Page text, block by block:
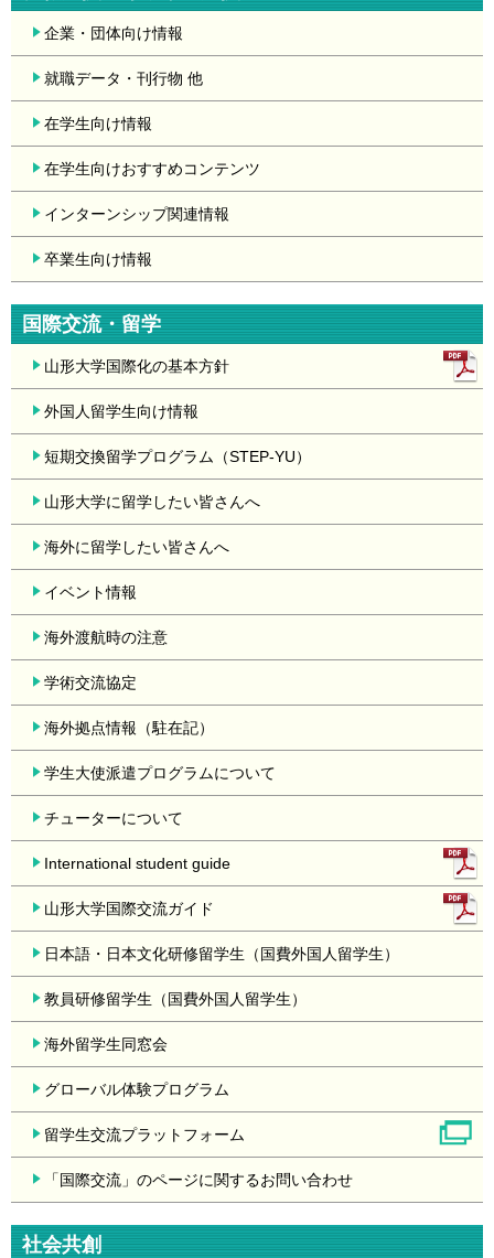
企業・団体向け情報
就職データ・刊行物 他
在学生向け情報
在学生向けおすすめコンテンツ
インターンシップ関連情報
卒業生向け情報
国際交流・留学
山形大学国際化の基本方針
外国人留学生向け情報
短期交換留学プログラム（STEP-YU）
山形大学に留学したい皆さんへ
海外に留学したい皆さんへ
イベント情報
海外渡航時の注意
学術交流協定
海外拠点情報（駐在記）
学生大使派遣プログラムについて
チューターについて
International student guide
山形大学国際交流ガイド
日本語・日本文化研修留学生（国費外国人留学生）
教員研修留学生（国費外国人留学生）
海外留学生同窓会
グローバル体験プログラム
留学生交流プラットフォーム
「国際交流」のページに関するお問い合わせ
社会共創